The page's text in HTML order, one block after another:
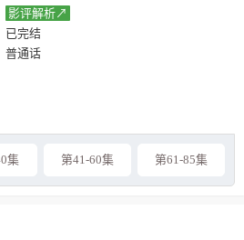
影评解析↗
已完结
普通话
集 第41-60集 第61-85集